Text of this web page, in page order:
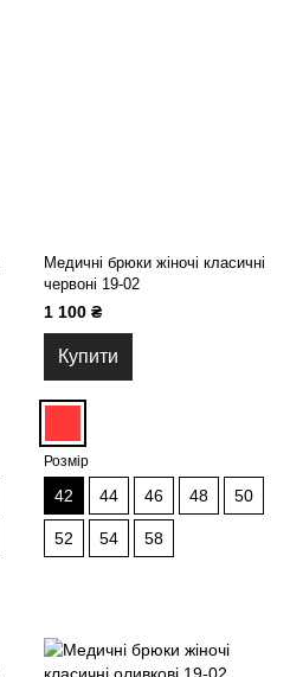
Медичні брюки жіночі класичні
червоні 19-02
1 100 ₴
Купити
Розмір
42 44 46 48 50
52 54 58